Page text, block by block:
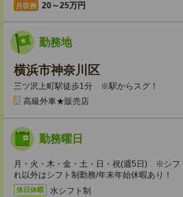
月収例 20～25万円
勤務地
横浜市神奈川区
三ツ沢上町駅徒歩1分 ※駅からスグ！
高級外車★販売店
勤務曜日
月・火・木・金・土・日・祝(週5日) ※シ
れ以外はシフト制勤務/年末年始休暇あり！
休日休暇 水シフト制